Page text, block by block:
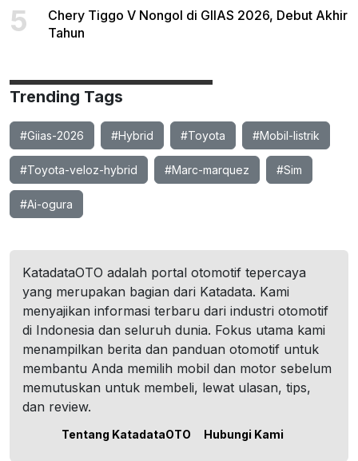
5
Chery Tiggo V Nongol di GIIAS 2026, Debut Akhir
Tahun
Trending Tags
#Giias-2026 #Hybrid #Toyota #Mobil-listrik
#Toyota-veloz-hybrid #Marc-marquez #Sim
#Ai-ogura
KatadataOTO adalah portal otomotif tepercaya
yang merupakan bagian dari Katadata. Kami
menyajikan informasi terbaru dari industri otomotif
di Indonesia dan seluruh dunia. Fokus utama kami
menampilkan berita dan panduan otomotif untuk
membantu Anda memilih mobil dan motor sebelum
memutuskan untuk membeli, lewat ulasan, tips,
dan review.
Tentang KatadataOTO Hubungi Kami